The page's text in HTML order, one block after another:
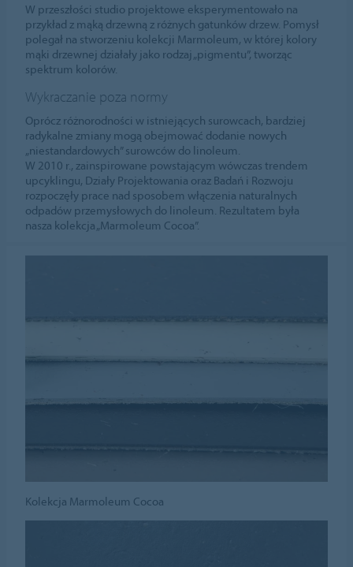
W przeszłości studio projektowe eksperymentowało na
przykład z mąką drzewną z różnych gatunków drzew. Pomysł
polegał na stworzeniu kolekcji Marmoleum, w której kolory
mąki drzewnej działały jako rodzaj „pigmentu”, tworząc
spektrum kolorów.
Wykraczanie poza normy
Oprócz różnorodności w istniejących surowcach, bardziej
radykalne zmiany mogą obejmować dodanie nowych
„niestandardowych” surowców do linoleum.
W 2010 r., zainspirowane powstającym wówczas trendem
upcyklingu, Działy Projektowania oraz Badań i Rozwoju
rozpoczęły prace nad sposobem włączenia naturalnych
odpadów przemysłowych do linoleum. Rezultatem była
nasza kolekcja „Marmoleum Cocoa”.
Kolekcja Marmoleum Cocoa